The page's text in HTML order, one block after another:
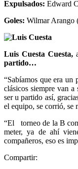
Expulsados: Edward
Goles: Wilmar Arango
Luis Cuesta Cuesta,
partido…
“Sabíamos que era un
clásicos siempre van a
ser u partido así,
el equipo, se corrió, se
“El torneo de la B
meter, ya de ahí
compañeros, eso es
Compartir: